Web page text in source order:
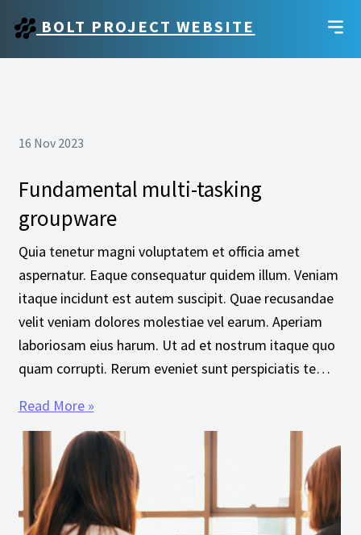
BOLT PROJECT WEBSITE
16 Nov 2023
Fundamental multi-tasking
groupware
Quia tenetur magni voluptatem et officia amet
aspernatur. Eaque consequatur quidem illum. Veniam
itaque incidunt est autem suscipit. Quae recusandae
velit veniam dolores molestiae vel earum. Aperiam
laboriosam eius harum. Ut ad et nostrum itaque quo
quam corrupti. Rerum eveniet sunt perspiciatis te…
Read More »